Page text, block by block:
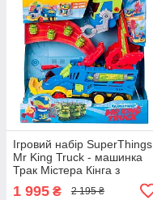
Ігровий набір SuperThings
Mr King Truck - машинка
Трак Містера Кінга з
фігурками PSTSP114IN10
1 995 ₴ 2 195 ₴